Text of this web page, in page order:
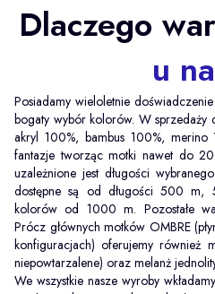
Dlaczego
u
Posiadamy wieloletnie
bogaty wybór kolorów. W
akryl 100%, bambus 100%,
fantazje tworząc motki nawet do
uzależnione jest długości
dostępne są od długości 500
kolorów od 1000 m. Pozostałe
Prócz głównych motków OMBRE
konfiguracjach) oferujemy również
niepowtarzalene) oraz melanż
We wszystkie nasze wyroby